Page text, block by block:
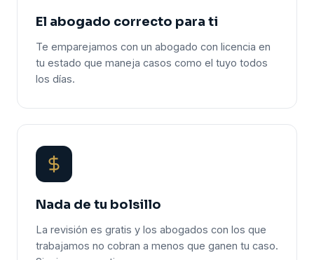
El abogado correcto para ti
Te emparejamos con un abogado con licencia en
tu estado que maneja casos como el tuyo todos
los días.
Nada de tu bolsillo
La revisión es gratis y los abogados con los que
trabajamos no cobran a menos que ganen tu caso.